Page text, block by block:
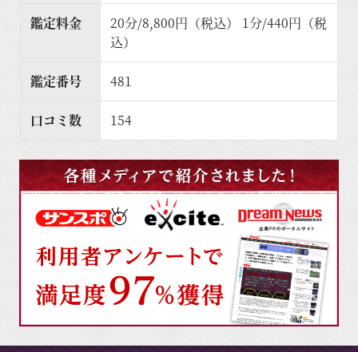
鑑定料金
20分/8,800円（税込） 1分/440円（税
込）
鑑定番号 481
口コミ数 154